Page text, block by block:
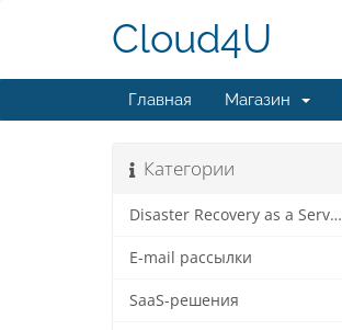
Cloud4U
Главная Магазин
Категории
Disaster Recovery as a Service
E-mail рассылки
SaaS-решения